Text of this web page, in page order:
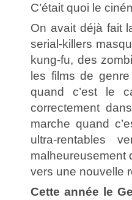
C’était quoi le
On avait déjà fait
serial-killers
kung-fu, des
les films de
quand c’est le
correctement
marche quand
ultra-rentables
malheureusement
vers une nouvelle
Cette année le